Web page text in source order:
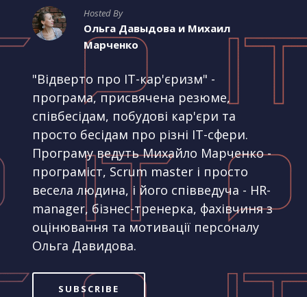
Hosted By
Ольга Давыдова и Михаил
Марченко
"Відверто про IT-кар'єризм" -
програма, присвячена резюме,
співбесідам, побудові кар'єри та
просто бесідам про різні IT-сфери.
Програму ведуть Михайло Марченко -
програміст, Scrum master і просто
весела людина, і його співведуча - HR-
manager, бізнес-тренерка, фахівчиня з
оцінювання та мотивації персоналу
Ольга Давидова.
SUBSCRIBE